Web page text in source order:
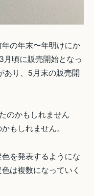
の年末〜年明けにか
頃に販売開始となっ
あり、5月末の販売開
のかもしれません
もしれません。
を発表するようにな
は複数になっていく